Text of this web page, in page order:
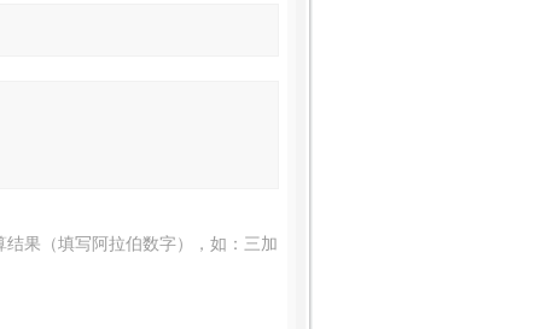
结果（填写阿拉伯数字），如：三加